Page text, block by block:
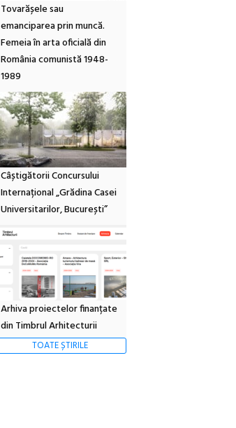
Tovarășele sau
emanciparea prin muncă.
Femeia în arta oficială din
România comunistă 1948-
1989
Câștigătorii Concursului
Internațional „Grădina Casei
Universitarilor, București”
Arhiva proiectelor finanțate
din Timbrul Arhitecturii
TOATE ȘTIRILE